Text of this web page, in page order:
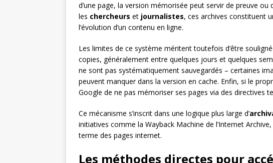
d’une page, la version mémorisée peut servir de preuve
les chercheurs et journalistes, ces archives constituent
l’évolution d’un contenu en ligne.
Les limites de ce système méritent toutefois d’être
copies, généralement entre quelques jours et quelques
ne sont pas systématiquement sauvegardés – certaines
peuvent manquer dans la version en cache. Enfin, si le
Google de ne pas mémoriser ses pages via des directives
Ce mécanisme s’inscrit dans une logique plus large d’
initiatives comme la Wayback Machine de l’Internet
terme des pages internet.
Les méthodes directes pour